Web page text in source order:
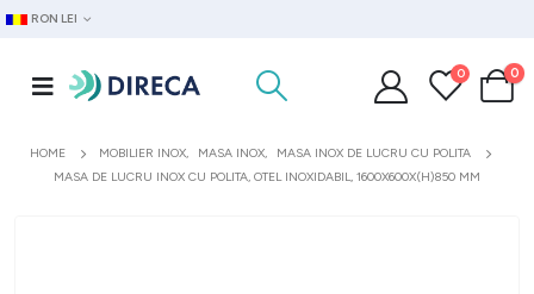
RON LEI
0 0
HOME MOBILIER INOX, MASA INOX,
MASA INOX DE LUCRU CU POLITA
MASA DE LUCRU INOX CU POLITA, OTEL INOXIDABIL, 1600X600X(H)850 MM